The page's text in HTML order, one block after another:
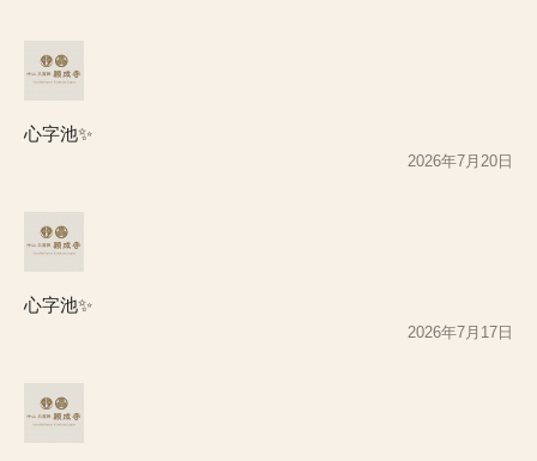
心字池✨
2026年7月20日
心字池✨
2026年7月17日